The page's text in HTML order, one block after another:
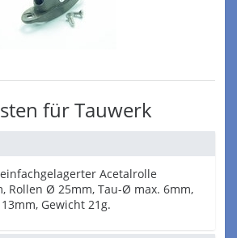
für Tauwerk
Acetalrolle
Rollen Ø 25mm, Tau-Ø max. 6mm,
Gewicht 21g.